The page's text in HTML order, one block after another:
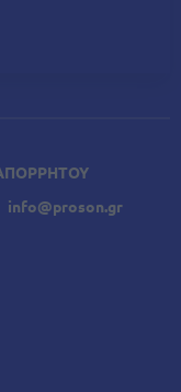
info@proson.gr